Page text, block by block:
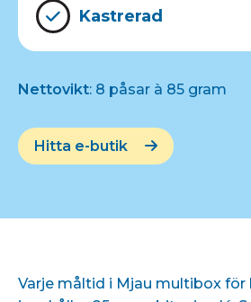
Kastrerad
Nettovikt: 8 påsar à 85 gram
Hitta e-butik
Varje måltid i Mjau multibox